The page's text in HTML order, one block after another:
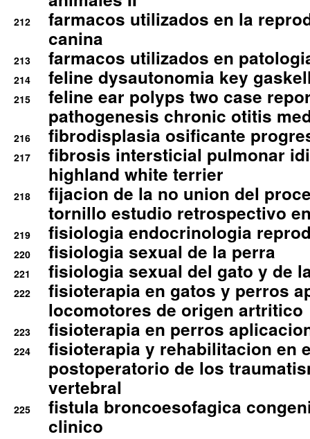
212
farmacos utilizados en la
canina
213 farmacos utilizados en
214 feline dysautonomia key
215
feline ear polyps two case
pathogenesis chronic otitis
216 fibrodisplasia osificante
217
fibrosis intersticial pulmonar
highland white terrier
218
fijacion de la no union del
tornillo estudio retrospectivo
219 fisiologia endocrinologia
220 fisiologia sexual de la perra
221 fisiologia sexual del gato y de
222
fisioterapia en gatos y perros
locomotores de origen artritico
223 fisioterapia en perros
224
fisioterapia y rehabilitacion en
postoperatorio de los
vertebral
225
fistula broncoesofagica
clinico